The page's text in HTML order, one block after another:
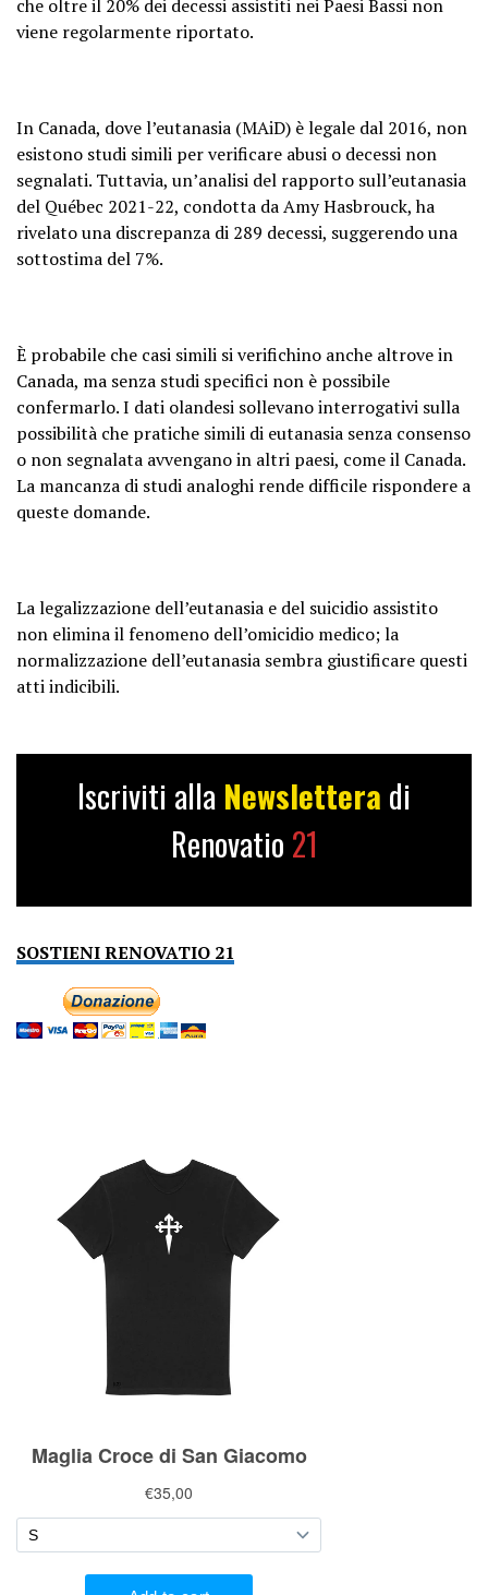
che oltre il 20% dei decessi assistiti nei Paesi Bassi non
viene regolarmente riportato.
In Canada, dove l’eutanasia (MAiD) è legale dal 2016, non
esistono studi simili per verificare abusi o decessi non
segnalati. Tuttavia, un’analisi del rapporto sull’eutanasia
del Québec 2021-22, condotta da Amy Hasbrouck, ha
rivelato una discrepanza di 289 decessi, suggerendo una
sottostima del 7%.
È probabile che casi simili si verifichino anche altrove in
Canada, ma senza studi specifici non è possibile
confermarlo. I dati olandesi sollevano interrogativi sulla
possibilità che pratiche simili di eutanasia senza consenso
o non segnalata avvengano in altri paesi, come il Canada.
La mancanza di studi analoghi rende difficile rispondere a
queste domande.
La legalizzazione dell’eutanasia e del suicidio assistito
non elimina il fenomeno dell’omicidio medico; la
normalizzazione dell’eutanasia sembra giustificare questi
atti indicibili.
Iscriviti alla Newslettera di
Renovatio 21
SOSTIENI RENOVATIO 21